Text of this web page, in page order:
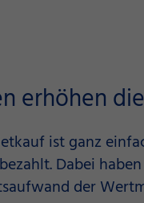
erhöhen
ist ganz
Dabei
der